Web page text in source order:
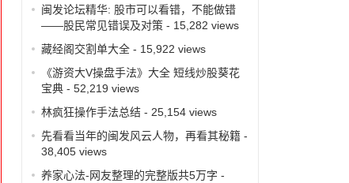
闽发论坛精华: 股市可以看错，不能做错
——股民常见错误及对策- 15,282 views
藏经阁交割单大全- 15,922 views
《游资大V操盘手法》大全 短线炒股葵花
宝典- 52,219 views
林疯狂操作手法总结- 25,154 views
先看看当年的闽发风云人物，再看其秘籍-
38,405 views
养家心法-网友整理的完整版共5万字 -